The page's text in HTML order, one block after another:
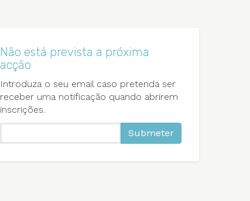
Não está prevista a próxima
acção
Introduza o seu email caso pretenda ser
receber uma notificação quando abrirem
inscrições.
Submeter